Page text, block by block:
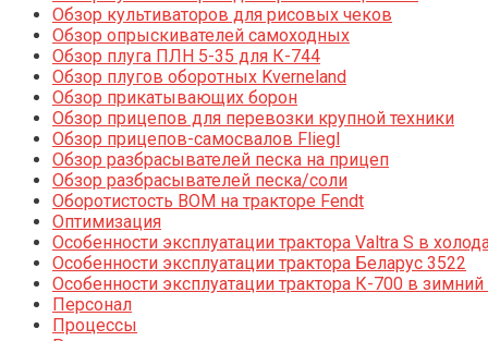
Обзор культиваторов для рисовых чеков
Обзор опрыскивателей самоходных
Обзор плуга ПЛН 5-35 для К-744
Обзор плугов оборотных Kverneland
Обзор прикатывающих борон
Обзор прицепов для перевозки крупной техники
Обзор прицепов-самосвалов Fliegl
Обзор разбрасывателей песка на прицеп
Обзор разбрасывателей песка/соли
Оборотистость ВОМ на тракторе Fendt
Оптимизация
Особенности эксплуатации трактора Valtra S в
Особенности эксплуатации трактора Беларус 3522
Особенности эксплуатации трактора К-700 в
Персонал
Процессы